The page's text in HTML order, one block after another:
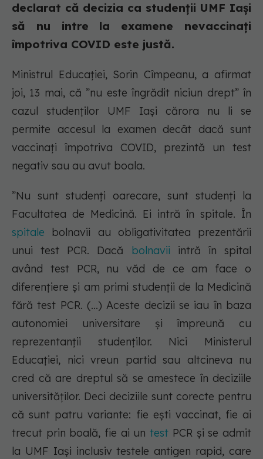
declarat că decizia ca studenții UMF Iași
să nu intre la examene nevaccinați
împotriva COVID este justă.
Ministrul Educației, Sorin Cîmpeanu, a afirmat
joi, 13 mai, că ”nu este îngrădit niciun drept” în
cazul studenților UMF Iași cărora nu li se
permite accesul la examen decât dacă sunt
vaccinați împotriva COVID, prezintă un test
negativ sau au avut boala.
”Nu sunt studenți oarecare, sunt studenți la
Facultatea de Medicină. Ei intră în spitale. În
spitale bolnavii au obligativitatea prezentării
unui test PCR. Dacă bolnavii intră în spital
având test PCR, nu văd de ce am face o
diferențiere și am primi studenții de la Medicină
fără test PCR. (...) Aceste decizii se iau în baza
autonomiei universitare și împreună cu
reprezentanții studenților. Nici Ministerul
Educației, nici vreun partid sau altcineva nu
cred că are dreptul să se amestece în deciziile
universităților. Deci deciziile sunt corecte pentru
că sunt patru variante: fie ești vaccinat, fie ai
trecut prin boală, fie ai untest PCR și se admit
la UMF Iași inclusiv testele antigen rapid, care